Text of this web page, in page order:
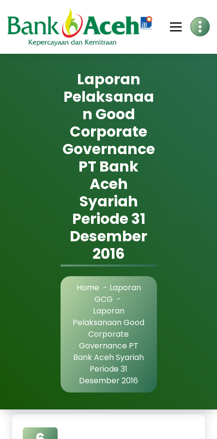
to
Content
Laporan
Pelaksanaa
n Good
Corporate
Governance
PT Bank
Aceh
Syariah
Periode 31
Desember
2016
Home - Laporan
GCG -
Laporan
Pelaksanaan Good
Corporate
Governance PT
Bank Aceh Syariah
Periode 31
Desember 2016